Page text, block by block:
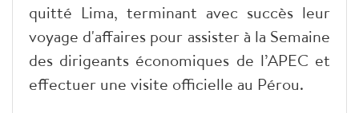
quitté Lima, terminant avec succès leur
voyage d'affaires pour assister à la Semaine
des dirigeants économiques de l’APEC et
effectuer une visite officielle au Pérou.